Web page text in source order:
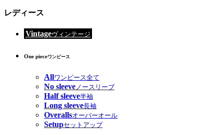
レディース
Vintageヴィンテージ
One pieceワンピース
Allワンピース全て
No sleeve ノースリーブ
Half sleeve半袖
Long sleeve長袖
Overallsオーバーオール
Setupセットアップ